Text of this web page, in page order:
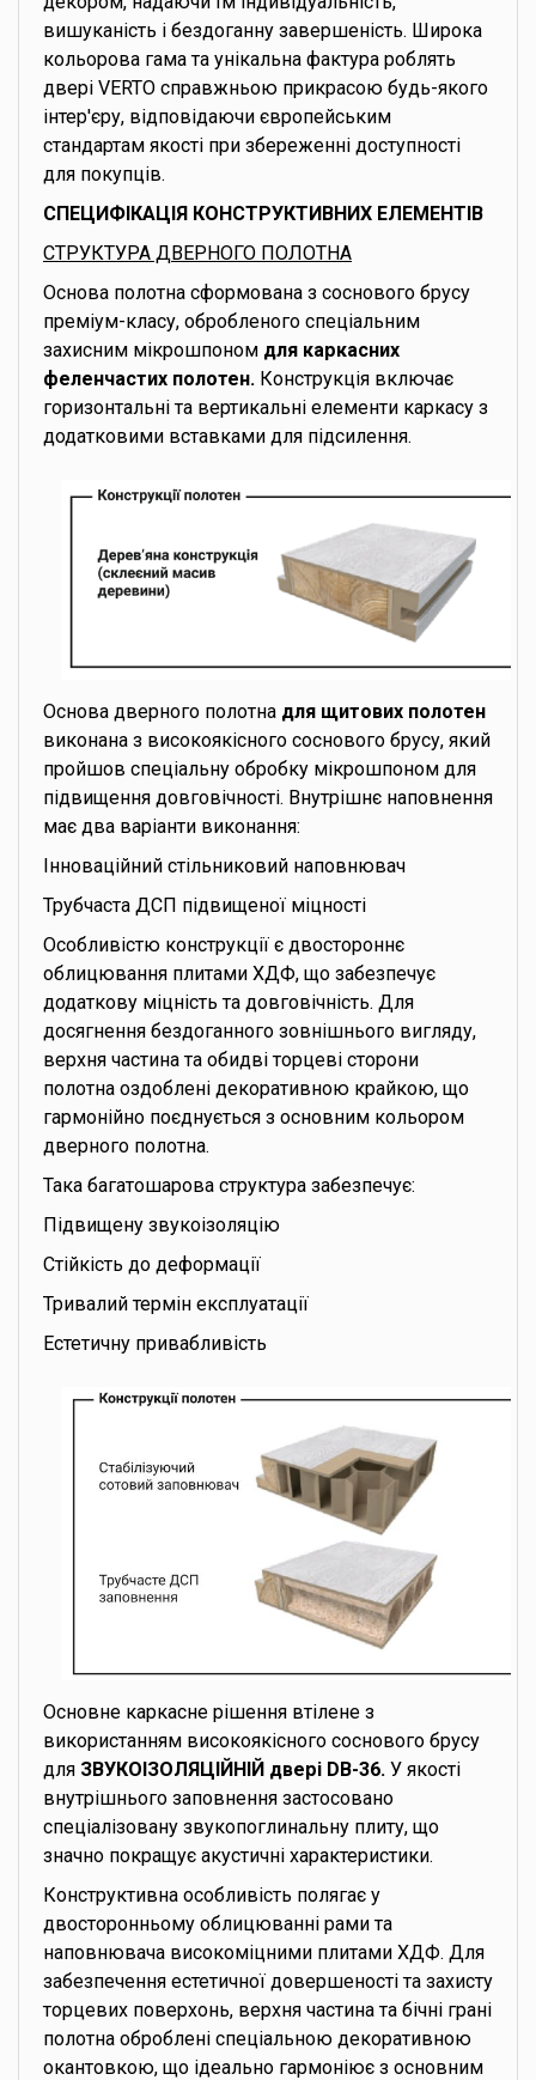
вишуканість і бездоганну завершеність. Широка
кольорова гама та унікальна фактура роблять
двері VERTO справжньою прикрасою будь-якого
інтер'єру, відповідаючи європейським
стандартам якості при збереженні доступності
для покупців.
СПЕЦИФІКАЦІЯ КОНСТРУКТИВНИХ ЕЛЕМЕНТІВ
СТРУКТУРА ДВЕРНОГО ПОЛОТНА
Основа полотна сформована з соснового брусу
преміум-класу, обробленого спеціальним
захисним мікрошпоном для каркасних
феленчастих полотен. Конструкція включає
горизонтальні та вертикальні елементи каркасу з
додатковими вставками для підсилення.
Основа дверного полотна для щитових полотен
виконана з високоякісного соснового брусу, який
пройшов спеціальну обробку мікрошпоном для
підвищення довговічності. Внутрішнє наповнення
має два варіанти виконання:
Інноваційний стільниковий наповнювач
Трубчаста ДСП підвищеної міцності
Особливістю конструкції є двостороннє
облицювання плитами ХДФ, що забезпечує
додаткову міцність та довговічність. Для
досягнення бездоганного зовнішнього вигляду,
верхня частина та обидві торцеві сторони
полотна оздоблені декоративною крайкою, що
гармонійно поєднується з основним кольором
дверного полотна.
Така багатошарова структура забезпечує:
Підвищену звукоізоляцію
Стійкість до деформації
Тривалий термін експлуатації
Естетичну привабливість
Основне каркасне рішення втілене з
використанням високоякісного соснового брусу
для ЗВУКОІЗОЛЯЦІЙНІЙ двері DB-36. У якості
внутрішнього заповнення застосовано
спеціалізовану звукопоглинальну плиту, що
значно покращує акустичні характеристики.
Конструктивна особливість полягає у
двосторонньому облицюванні рами та
наповнювача високоміцними плитами ХДФ. Для
забезпечення естетичної довершеності та захисту
торцевих поверхонь, верхня частина та бічні грані
полотна оброблені спеціальною декоративною
окантовкою, що ідеально гармоніює з основним